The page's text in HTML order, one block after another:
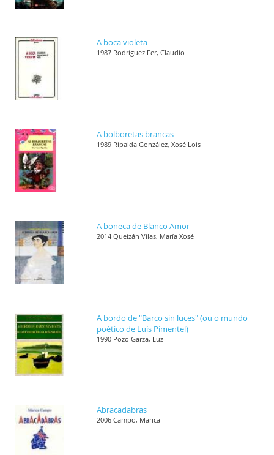
A boca violeta
1987 Rodríguez Fer, Claudio
A bolboretas brancas
1989 Ripalda González, Xosé Lois
A boneca de Blanco Amor
2014 Queizán Vilas, María Xosé
A bordo de "Barco sin luces" (ou o mundo
poético de Luís Pimentel)
1990 Pozo Garza, Luz
Abracadabras
2006 Campo, Marica